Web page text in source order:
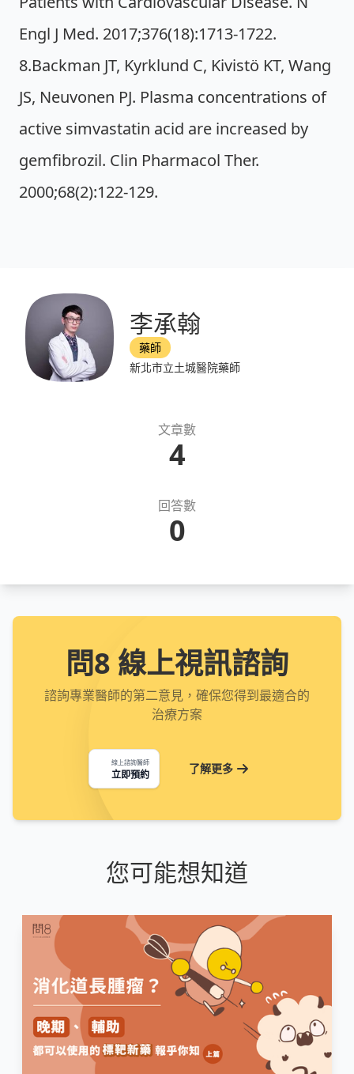
Engl J Med. 2017;376(18):1713-1722.
8.Backman JT, Kyrklund C, Kivistö KT, Wang
JS, Neuvonen PJ. Plasma concentrations of
active simvastatin acid are increased by
gemfibrozil. Clin Pharmacol Ther.
2000;68(2):122-129.
李承翰
藥師
新北市立土城醫院藥師
文章數
4
回答數
0
問8 線上視訊諮詢
諮詢專業醫師的第二意見，確保您得到最適合的
治療方案
線上諮詢醫師
立即預約 了解更多
您可能想知道